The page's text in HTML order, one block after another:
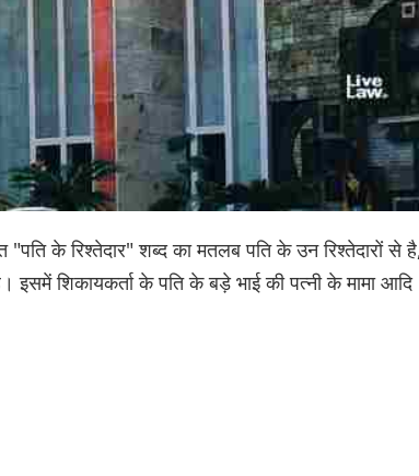
"पति के रिश्तेदार" शब्द का मतलब पति के उन रिश्तेदारों से
शिकायकर्ता के पति के बड़े भाई की पत्नी के मामा आदि